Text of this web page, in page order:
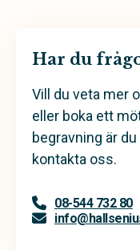
Har du
Vill du veta mer
eller boka ett
begravning är
kontakta oss.
08-544 732 80